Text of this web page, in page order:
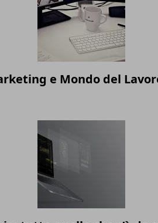
e Mondo del